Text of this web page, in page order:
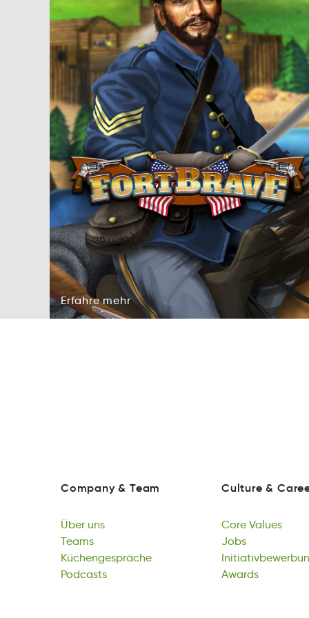
Erfahre
ehaErrf
Erfahre
mehr
mrhe
mehr
Company & Team
Über
Über
uns
uns
emTas
Teams
Küchengespräche
ährpcesühncgKee
Küchengespräche
Podcasts
sdtosaPc
Podcasts
Culture &
Core
Core
Values
Values
bJos
Jobs
Awards
dAswar
Awards